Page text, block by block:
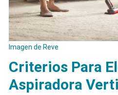
Imagen de Reve
Criterios Para
Aspiradora